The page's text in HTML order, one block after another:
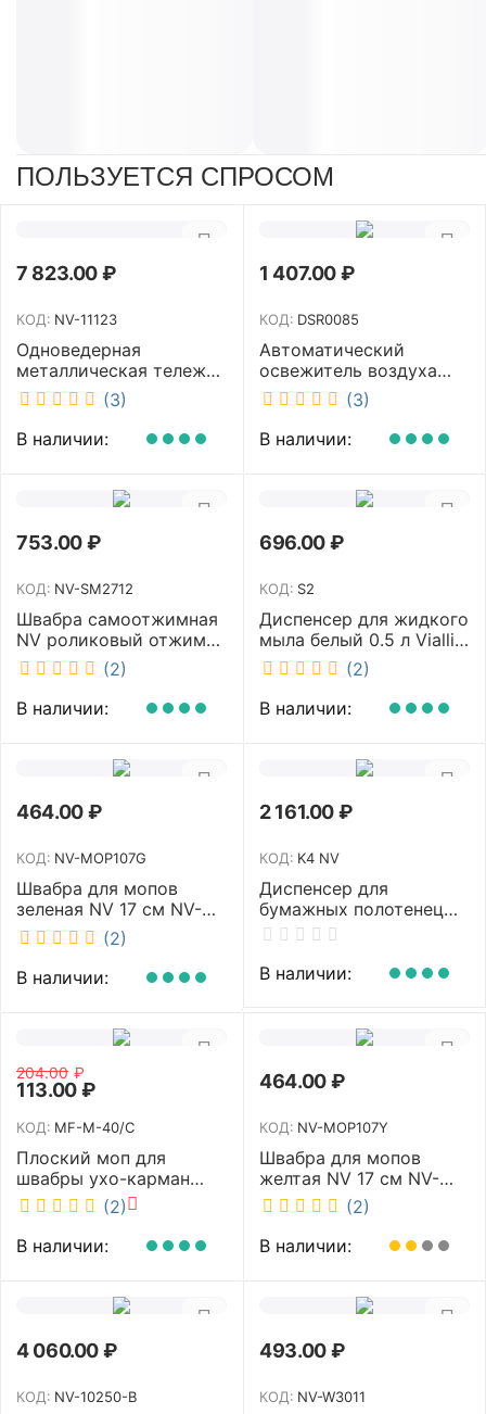
ПОЛЬЗУЕТСЯ СПРОСОМ
7 823.00₽
КОД: NV-11123
Одноведерная
металлическая тележка
с отжимом и корзинкой
под химию NV 23 л NV-
11123
(3)
В наличии:
1 407.00₽
КОД: DSR0085
Автоматический
освежитель воздуха
DISCOVER белый
DSR0085
(3)
В наличии:
753.00₽
КОД: NV-SM2712
Швабра самоотжимная
NV роликовый отжим
насадка PVA 27 см
телескопическая
рукоятка 70-125 см NV-
SM2712
(2)
В наличии:
696.00₽
КОД: S2
Диспенсер для жидкого
мыла белый 0.5 л Vialli
S2
(2)
В наличии:
464.00₽
КОД: NV-MOP107G
Швабра для мопов
зеленая NV 17 см NV-
MOP107G (2)
В наличии:
2 161.00₽
КОД: K4 NV
Диспенсер для
бумажных полотенец
NV белый K4 NV
В наличии:
204.00 ₽
113.00₽
КОД: MF-M-40/C
Плоский моп для
швабры ухо-карман
белый 40 см NV MF-M-
40/C
(2)
В наличии:
464.00₽
КОД: NV-MOP107Y
Швабра для мопов
желтая NV 17 см NV-
MOP107Y (2)
В наличии:
4 060.00₽
КОД: NV-10250-B
493.00₽
КОД: NV-W3011